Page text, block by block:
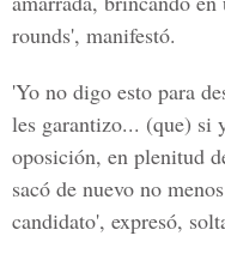
rounds', manifestó.
'Yo no digo esto para
les garantizo... (que) si
oposición, en plenitud
sacó de nuevo no
candidato', expresó,